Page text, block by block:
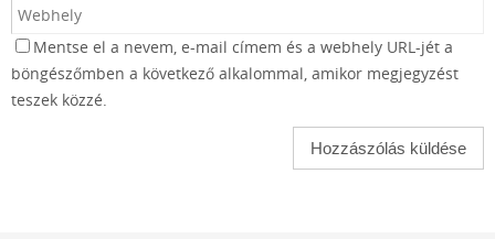
Mentse el a nevem, e-mail címem és a webhely URL-jét a
böngészőmben a következő alkalommal, amikor megjegyzést
teszek közzé.